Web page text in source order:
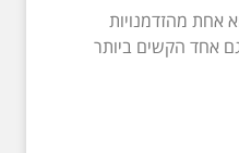
אחת מהזדמנויות
אחד הקשים ביותר